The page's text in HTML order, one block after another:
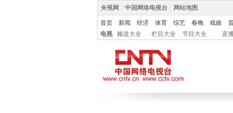
央视网 中国网络电视台 网站地图
首页 新闻 经济 体育 综艺 春晚 戏曲
电视
频道大全 栏目大全 节目大全 直